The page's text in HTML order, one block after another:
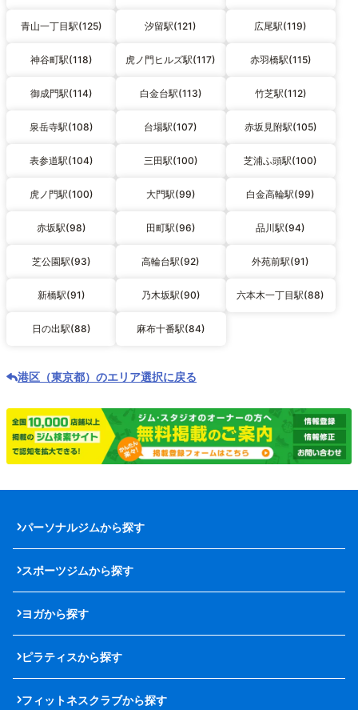
青山一丁目駅(125) 汐留駅(121) 広尾駅(119)
神谷町駅(118) 虎ノ門ヒルズ駅(117) 赤羽橋駅(115)
御成門駅(114) 白金台駅(113) 竹芝駅(112)
泉岳寺駅(108) 台場駅(107) 赤坂見附駅(105)
表参道駅(104) 三田駅(100) 芝浦ふ頭駅(100)
虎ノ門駅(100) 大門駅(99) 白金高輪駅(99)
赤坂駅(98) 田町駅(96) 品川駅(94)
芝公園駅(93) 高輪台駅(92) 外苑前駅(91)
新橋駅(91) 乃木坂駅(90) 六本木一丁目駅(88)
日の出駅(88) 麻布十番駅(84)
港区（東京都）のエリア選択に戻る
パーソナルジムから探す
スポーツジムから探す
ヨガから探す
ピラティスから探す
フィットネスクラブから探す